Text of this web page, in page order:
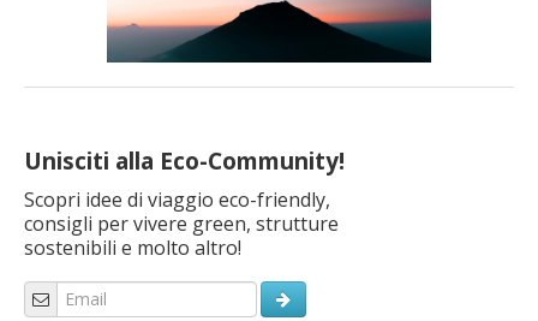
Unisciti alla Eco-Community!
Scopri idee di viaggio eco-friendly,
consigli per vivere green, strutture
sostenibili e molto altro!